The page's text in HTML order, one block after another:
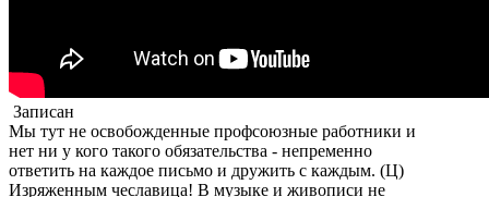
Записан
Мы тут не освобожденные профсоюзные работники и
нет ни у кого такого обязательства - непременно
ответить на каждое письмо и дружить с каждым. (Ц)
Изряженным чеславица! В музыке и живописи не